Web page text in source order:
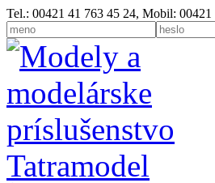
Tel.: 00421 41 763 45 24, Mobil: 00421